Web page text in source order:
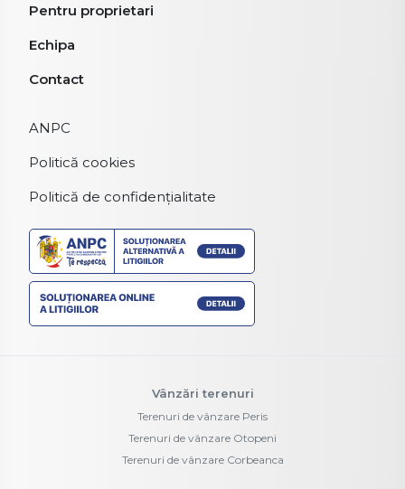
Pentru proprietari
Echipa
Contact
ANPC
Politică cookies
Politică de confidențialitate
Vânzări terenuri
Terenuri de vânzare Peris
Terenuri de vânzare Otopeni
Terenuri de vânzare Corbeanca